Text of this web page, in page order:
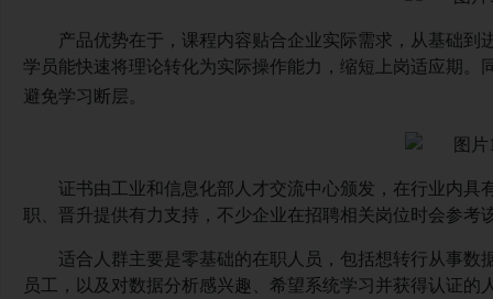
产品优势在于，课程内容贴合企业实际需求，从基础
学员能快速将理论转化为实际操作能力，缩短上岗适应期
避免学习断层。
证书由工业和信息化部人才交流中心颁发，在行业内
职、晋升提供有力支持，不少企业在招聘相关岗位时会参考
适合人群主要是零基础的在职人员，包括想转行从事
员工，以及对数据分析感兴趣、希望系统学习并获得认证的